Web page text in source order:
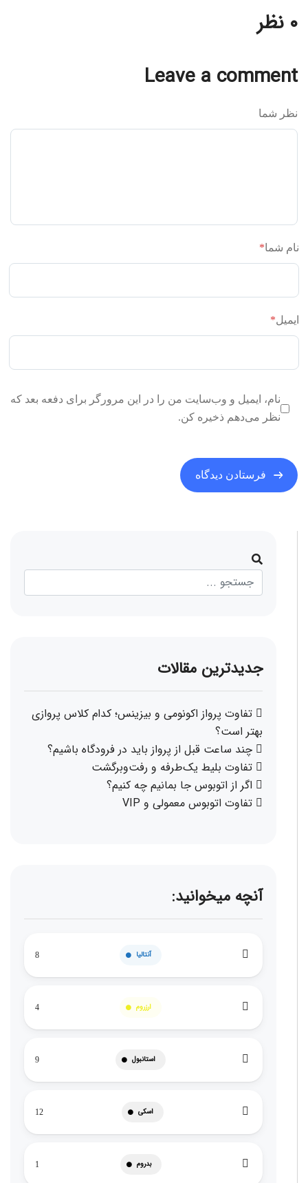
۰ نظر
Leave a comment
نظر شما
نام شما*
ایمیل*
نام، ایمیل و وب‌سایت من را در این مرورگر برای دفعه بعد که
نظر می‌دهم ذخیره کن.
جدیدترین مقالات
تفاوت پرواز اکونومی و بیزینس؛ کدام کلاس پروازی
بهتر است؟
چند ساعت قبل از پرواز باید در فرودگاه باشیم؟
تفاوت بلیط یک‌طرفه و رفت‌وبرگشت
اگر از اتوبوس جا بمانیم چه کنیم؟
تفاوت اتوبوس معمولی و VIP
آنچه میخوانید:
آنتالیا 8
ارزروم 4
استانبول 9
اسکی 12
بدروم 1